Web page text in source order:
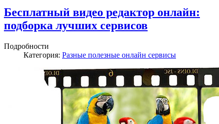
Бесплатный видео редактор онлайн:
подборка лучших сервисов
Подробности
Категория: Разные полезные онлайн сервисы